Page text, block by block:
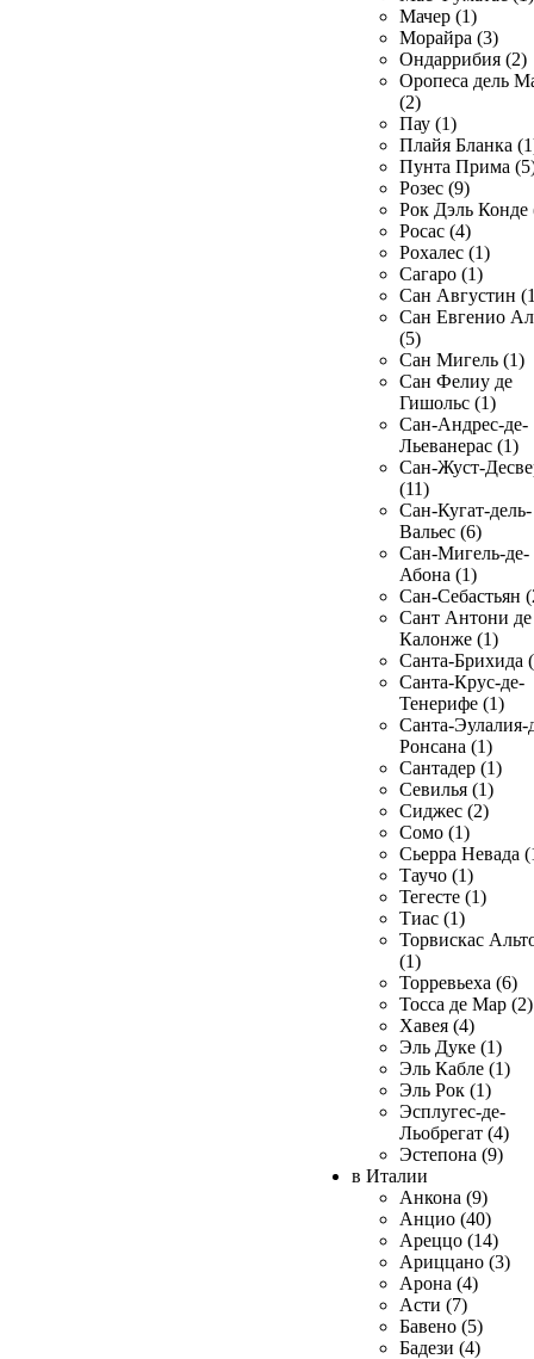
Мачер (1)
Морайра (3)
Ондаррибия (2)
Оропеса дель
(2)
Пау (1)
Плайя Бланка
Пунта Прима
Розес (9)
Рок Дэль Конде
Росас (4)
Рохалес (1)
Сагаро (1)
Сан Августин
Сан Евгенио
(5)
Сан Мигель (1)
Сан Фелиу де
Гишольс (1)
Сан-Андрес-де-
Льеванерас (1)
Сан-Жуст-
(11)
Сан-Кугат-дель-
Вальес (6)
Сан-Мигель-де-
Абона (1)
Сан-Себастьян
Сант Антони де
Калонже (1)
Санта-Брихида
Санта-Крус-де-
Тенерифе (1)
Санта-Эулалия-
Ронсана (1)
Сантадер (1)
Севилья (1)
Сиджес (2)
Сомо (1)
Сьерра Невада
Таучо (1)
Тегесте (1)
Тиас (1)
Торвискас
(1)
Торревьеха (6)
Тосса де Мар (2)
Хавея (4)
Эль Дуке (1)
Эль Кабле (1)
Эль Рок (1)
Эсплугес-де-
Льобрегат (4)
Эстепона (9)
в Италии
Анкона (9)
Анцио (40)
Ареццо (14)
Ариццано (3)
Арона (4)
Асти (7)
Бавено (5)
Бадези (4)